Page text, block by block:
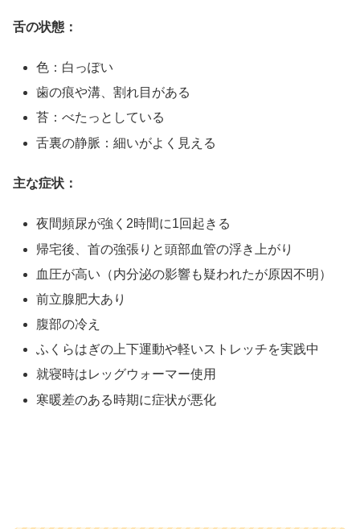
舌の状態：
色：白っぽい
歯の痕や溝、割れ目がある
苔：べたっとしている
舌裏の静脈：細いがよく見える
主な症状：
夜間頻尿が強く2時間に1回起きる
帰宅後、首の強張りと頭部血管の浮き上がり
血圧が高い（内分泌の影響も疑われたが原因不明）
前立腺肥大あり
腹部の冷え
ふくらはぎの上下運動や軽いストレッチを実践中
就寝時はレッグウォーマー使用
寒暖差のある時期に症状が悪化